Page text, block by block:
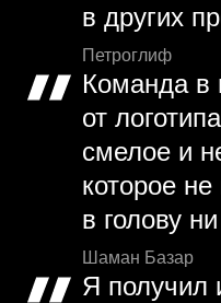
в других
Петроглиф
Команда в
от
смелое и
которое
в голову
Шаман Базар
Я получил